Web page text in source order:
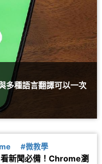
多種語言翻譯可以一次
#微教學
新聞必備！Chrome瀏